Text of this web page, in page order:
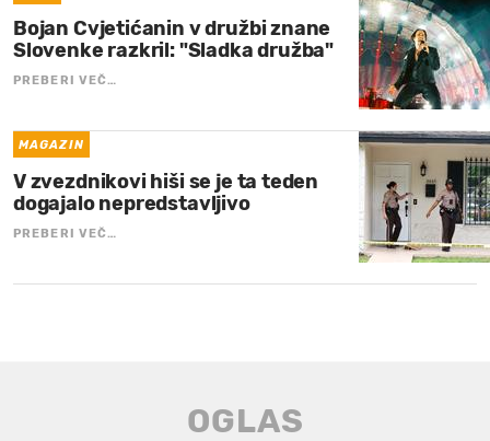
Bojan Cvjetićanin v družbi znane
Slovenke razkril: "Sladka družba"
PREBERI VEČ…
MAGAZIN
V zvezdnikovi hiši se je ta teden
dogajalo nepredstavljivo
PREBERI VEČ…